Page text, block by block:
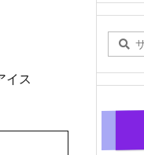
イス